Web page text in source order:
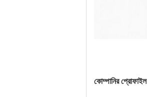
কোম্পানির প্রোফাইল